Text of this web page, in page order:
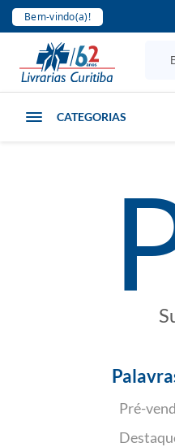
Bem-vindo(a)!
CATEGORIAS
Pré-